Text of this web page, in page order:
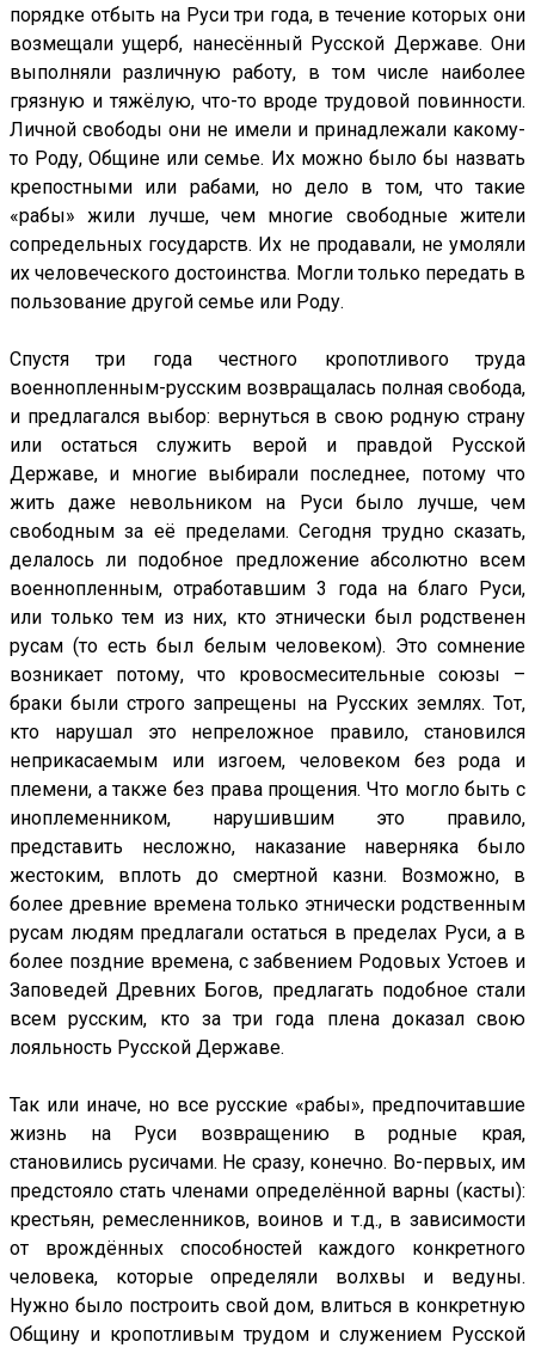
порядке отбыть на Руси три года, в течение которых они
возмещали ущерб, нанесённый Русской Державе. Они
выполняли различную работу, в том числе наиболее
грязную и тяжёлую, что-то вроде трудовой повинности.
Личной свободы они не имели и принадлежали какому-
то Роду, Общине или семье. Их можно было бы назвать
крепостными или рабами, но дело в том, что такие
«рабы» жили лучше, чем многие свободные жители
сопредельных государств. Их не продавали, не умоляли
их человеческого достоинства. Могли только передать в
пользование другой семье или Роду.
Спустя три года честного кропотливого труда
военнопленным-русским возвращалась полная свобода,
и предлагался выбор: вернуться в свою родную страну
или остаться служить верой и правдой Русской
Державе, и многие выбирали последнее, потому что
жить даже невольником на Руси было лучше, чем
свободным за её пределами. Сегодня трудно сказать,
делалось ли подобное предложение абсолютно всем
военнопленным, отработавшим 3 года на благо Руси,
или только тем из них, кто этнически был родственен
русам (то есть был белым человеком). Это сомнение
возникает потому, что кровосмесительные союзы –
браки были строго запрещены на Русских землях. Тот,
кто нарушал это непреложное правило, становился
неприкасаемым или изгоем, человеком без рода и
племени, а также без права прощения. Что могло быть с
иноплеменником, нарушившим это правило,
представить несложно, наказание наверняка было
жестоким, вплоть до смертной казни. Возможно, в
более древние времена только этнически родственным
русам людям предлагали остаться в пределах Руси, а в
более поздние времена, с забвением Родовых Устоев и
Заповедей Древних Богов, предлагать подобное стали
всем русским, кто за три года плена доказал свою
лояльность Русской Державе.
Так или иначе, но все русские «рабы», предпочитавшие
жизнь на Руси возвращению в родные края,
становились русичами. Не сразу, конечно. Во-первых, им
предстояло стать членами определённой варны (касты):
крестьян, ремесленников, воинов и т.д., в зависимости
от врождённых способностей каждого конкретного
человека, которые определяли волхвы и ведуны.
Нужно было построить свой дом, влиться в конкретную
Общину и кропотливым трудом и служением Русской